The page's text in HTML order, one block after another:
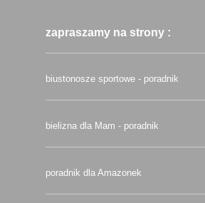
zapraszamy na strony :
biustonosze sportowe - poradnik
bielizna dla Mam - poradnik
poradnik dla Amazonek